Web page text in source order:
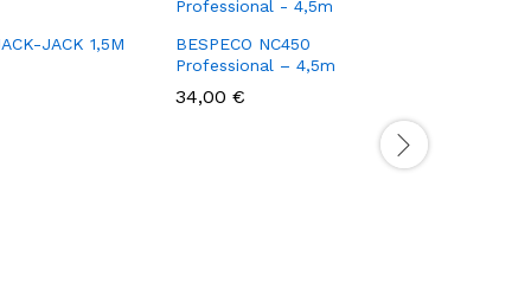
JACK 1,5M
BESPECO NC450
Professional – 4,5m
34,00 €